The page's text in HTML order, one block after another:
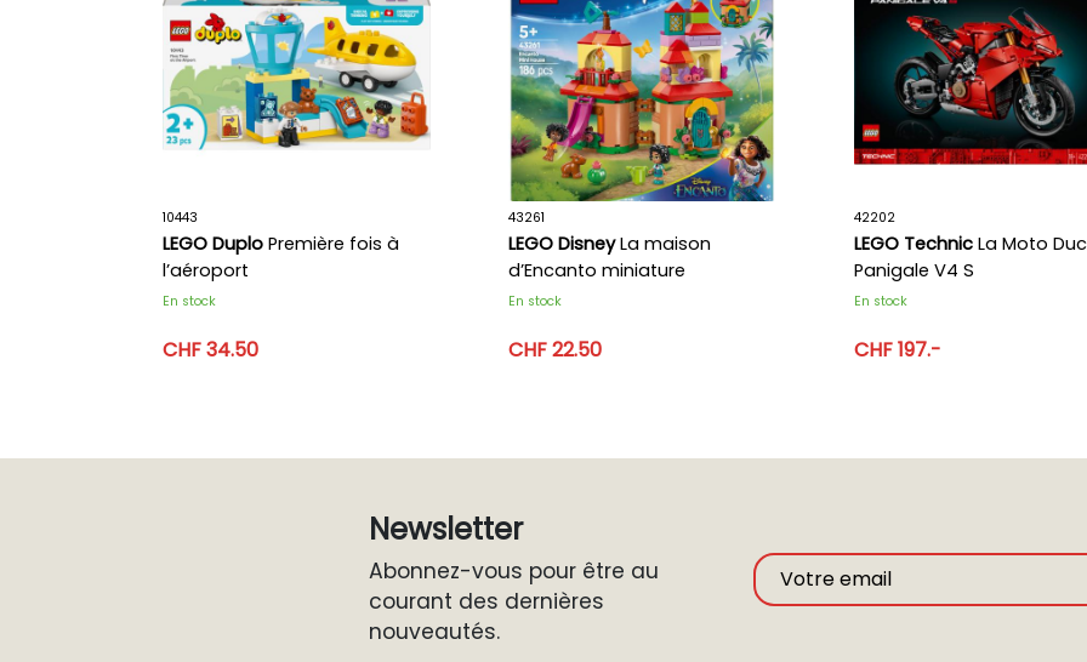
10443
LEGO Duplo Première fois à
l’aéroport
En stock
CHF 34.50
43261
LEGO DisneyLa maison
d’Encanto miniature
En stock
CHF 22.50
42202
LEGO Technic La Moto
Panigale V4 S
En stock
CHF 197.-
Newsletter
Abonnez-vous pour être au
courant des dernières
nouveautés.